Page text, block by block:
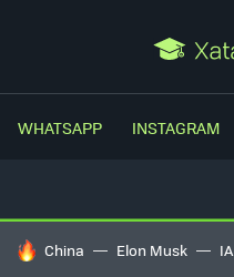
WHATSAPP INSTAGRAM
HOY SE HABLA DE
China Elon Musk IA